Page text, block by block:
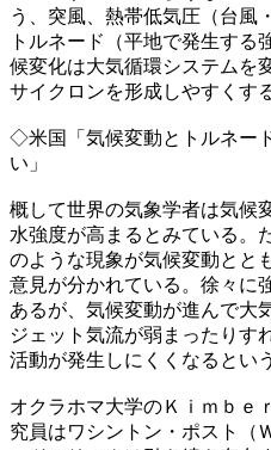
う、突風、熱帯低気圧（台風
トルネード（平地で発生する
候変化は大気循環システムを
サイクロンを形成しやすくす
◇米国「気候変動とトルネー
い」
概して世界の気象学者は気候
水強度が高まるとみている。
のような現象が気候変動とと
意見が分かれている。徐々に
あるが、気候変動が進んで大
ジェット気流が弱まったりす
活動が発生しにくくなるとい
オクラホマ大学のＫｉｍｂ
究員はワシントン・ポスト（